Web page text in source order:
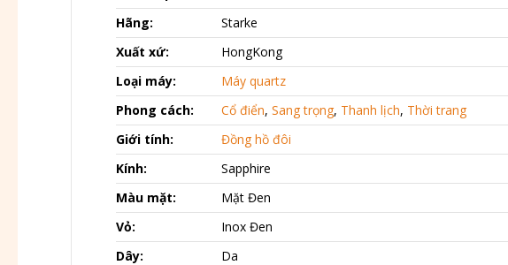
Hãng:
Starke
Xuất xứ:
HongKong
Loại máy:
Máy quartz
Phong cách:
Cổ điển, Sang trọng, Thanh lịch, Thời trang
Giới tính:
Đồng hồ đôi
Kính:
Sapphire
Màu mặt:
Mặt Đen
Vỏ:
Inox Đen
Dây:
Da